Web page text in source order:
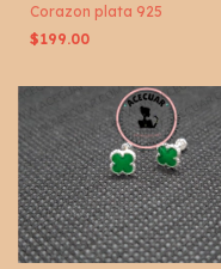
Corazon plata 925
$199.00